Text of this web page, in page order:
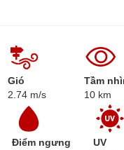
Gió
2.74 m/s
Tầm
10 km
Điểm ngưng
UV